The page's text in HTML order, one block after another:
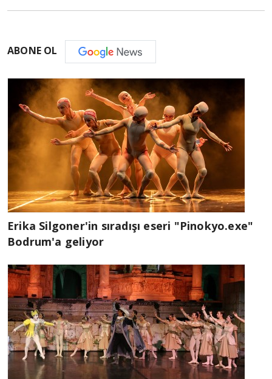
ABONE OL
Erika Silgoner'in sıradışı eseri "Pinokyo.exe"
Bodrum'a geliyor